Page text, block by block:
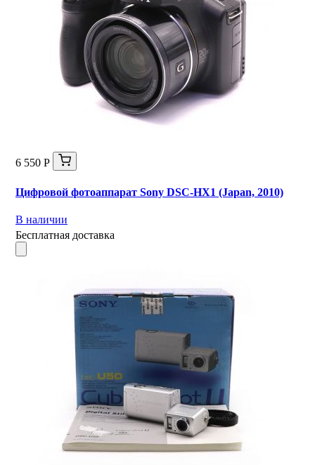
6 550 Р
Цифровой фотоаппарат Sony DSC-HX1 (Japan, 2010)
В наличии
Бесплатная доставка